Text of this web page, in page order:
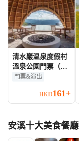
清水巖温泉度假村
溫泉公園門票（含
造浪及親子水寨體
門票&演出
HKD161+
安溪十大美食餐廳